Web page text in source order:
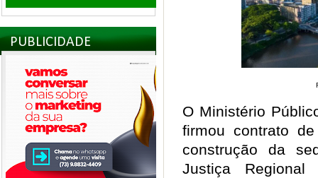
PUBLICIDADE
O Ministério
firmou contrato
construção da
Justiça